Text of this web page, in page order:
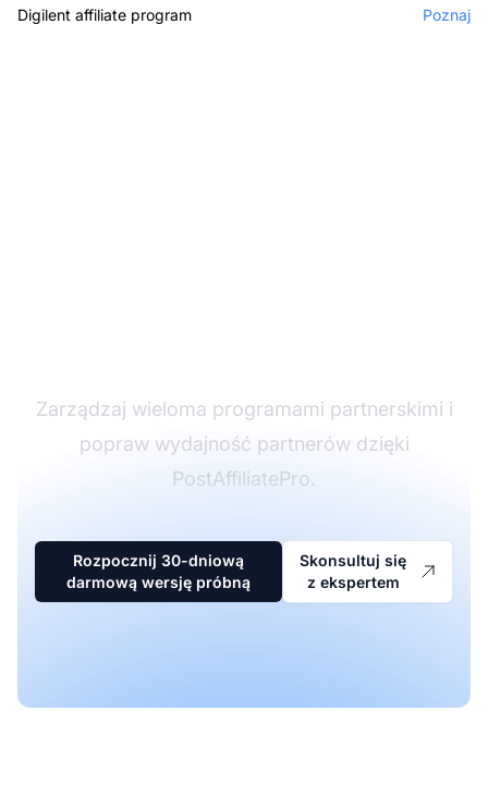
Digilent affiliate program Poznaj
Zarządzaj wieloma programami partnerskimi i
popraw wydajność partnerów dzięki
PostAffiliatePro.
Rozpocznij 30-dniową
darmową wersję próbną
Skonsultuj się
z ekspertem